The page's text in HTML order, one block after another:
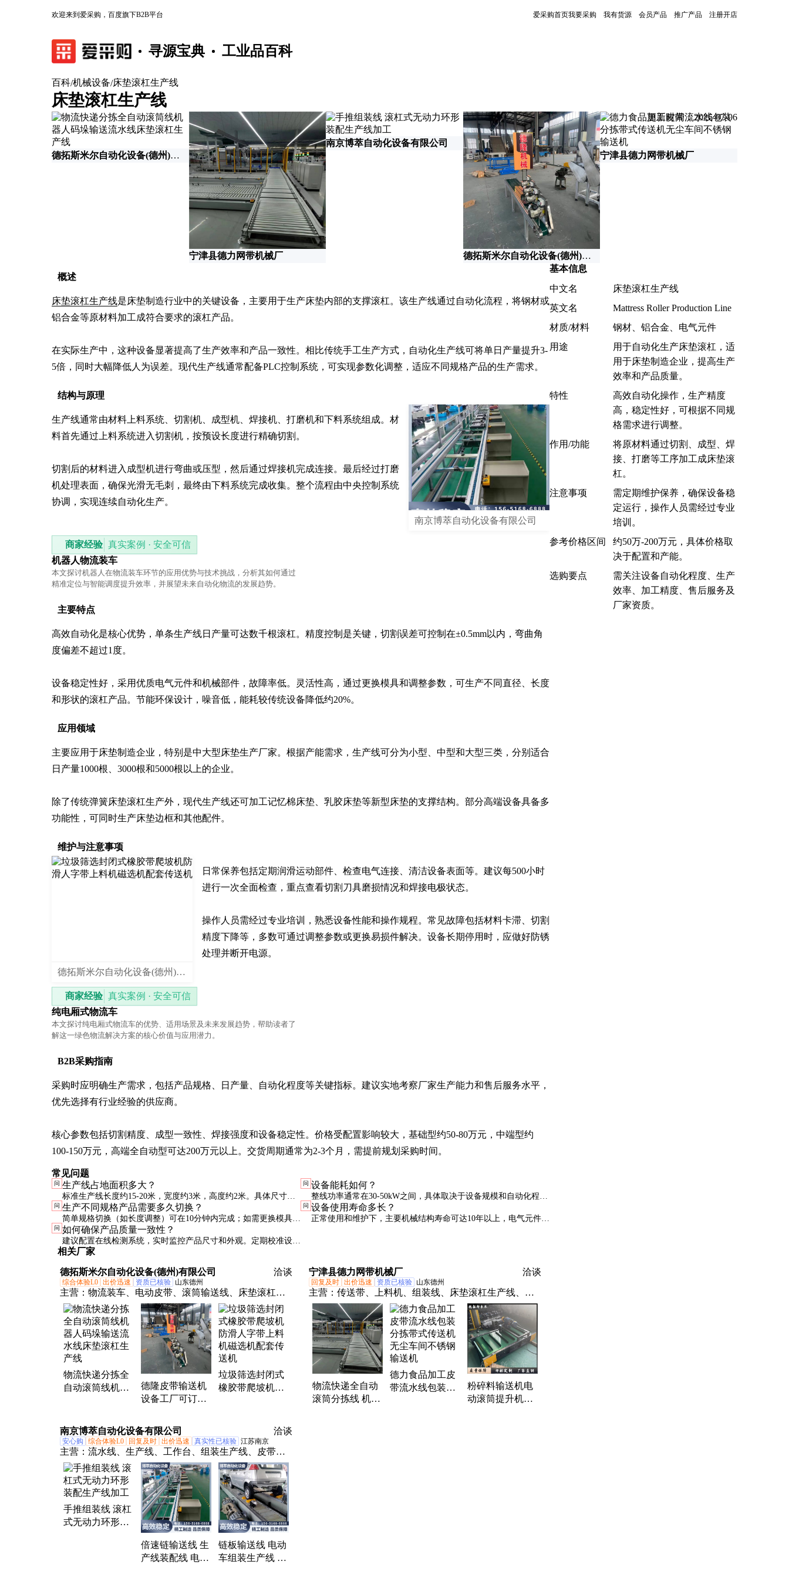
欢迎来到爱采购，百度旗下B2B平台 爱采购首页我要采购 我有货源 会员产品 推广产品 注册开店
寻源宝典 工业品百科
百科/机械设备/床垫滚杠生产线
床垫滚杠生产线
更新时间：2026-07-06
德拓斯米尔自动化设备(德州)有限公司
宁津县德力网带机械厂
南京博萃自动化设备有限公司
德拓斯米尔自动化设备(德州)有限公司
宁津县德力网带机械厂
概述
床垫滚杠生产线是床垫制造行业中的关键设备，主要用于生产床垫内部的支撑滚杠。该生产线通过自动化流程，将钢材或
铝合金等原材料加工成符合要求的滚杠产品。
在实际生产中，这种设备显著提高了生产效率和产品一致性。相比传统手工生产方式，自动化生产线可将单日产量提升3-
5倍，同时大幅降低人为误差。现代生产线通常配备PLC控制系统，可实现参数化调整，适应不同规格产品的生产需求。
结构与原理
南京博萃自动化设备有限公司
生产线通常由材料上料系统、切割机、成型机、焊接机、打磨机和下料系统组成。材
料首先通过上料系统进入切割机，按预设长度进行精确切割。
切割后的材料进入成型机进行弯曲或压型，然后通过焊接机完成连接。最后经过打磨
机处理表面，确保光滑无毛刺，最终由下料系统完成收集。整个流程由中央控制系统
协调，实现连续自动化生产。
商家经验 真实案例 · 安全可信
机器人物流装车
本文探讨机器人在物流装车环节的应用优势与技术挑战，分析其如何通过
精准定位与智能调度提升效率，并展望未来自动化物流的发展趋势。
主要特点
高效自动化是核心优势，单条生产线日产量可达数千根滚杠。精度控制是关键，切割误差可控制在±0.5mm以内，弯曲角
度偏差不超过1度。
设备稳定性好，采用优质电气元件和机械部件，故障率低。灵活性高，通过更换模具和调整参数，可生产不同直径、长度
和形状的滚杠产品。节能环保设计，噪音低，能耗较传统设备降低约20%。
应用领域
主要应用于床垫制造企业，特别是中大型床垫生产厂家。根据产能需求，生产线可分为小型、中型和大型三类，分别适合
日产量1000根、3000根和5000根以上的企业。
除了传统弹簧床垫滚杠生产外，现代生产线还可加工记忆棉床垫、乳胶床垫等新型床垫的支撑结构。部分高端设备具备多
功能性，可同时生产床垫边框和其他配件。
维护与注意事项
德拓斯米尔自动化设备(德州)有限公司
日常保养包括定期润滑运动部件、检查电气连接、清洁设备表面等。建议每500小时
进行一次全面检查，重点查看切割刀具磨损情况和焊接电极状态。
操作人员需经过专业培训，熟悉设备性能和操作规程。常见故障包括材料卡滞、切割
精度下降等，多数可通过调整参数或更换易损件解决。设备长期停用时，应做好防锈
处理并断开电源。
商家经验 真实案例 · 安全可信
纯电厢式物流车
本文探讨纯电厢式物流车的优势、适用场景及未来发展趋势，帮助读者了
解这一绿色物流解决方案的核心价值与应用潜力。
B2B采购指南
采购时应明确生产需求，包括产品规格、日产量、自动化程度等关键指标。建议实地考察厂家生产能力和售后服务水平，
优先选择有行业经验的供应商。
核心参数包括切割精度、成型一致性、焊接强度和设备稳定性。价格受配置影响较大，基础型约50-80万元，中端型约
100-150万元，高端全自动型可达200万元以上。交货周期通常为2-3个月，需提前规划采购时间。
常见问题
问 生产线占地面积多大？
标准生产线长度约15-20米，宽度约3米，高度约2米。具体尺寸因
配置不同有所差异，采购前需确认厂房空间是否满足要求。
问 设备能耗如何？
整线功率通常在30-50kW之间，具体取决于设备规模和自动化程
度。节能型设备采用变频技术，可降低约15%的能耗。
问 生产不同规格产品需要多久切换？
简单规格切换（如长度调整）可在10分钟内完成；如需更换模具，
可能需要1-2小时。现代设备多采用快换结构，可缩短切换时间。
问 设备使用寿命多长？
正常使用和维护下，主要机械结构寿命可达10年以上，电气元件约
问 如何确保产品质量一致性？
建议配置在线检测系统，实时监控产品尺寸和外观。定期校准设备
参数，建立完善的质量控制流程，每批次抽检关键指标。
相关厂家
德拓斯米尔自动化设备(德州)有限公司 洽谈
综合体验L0 出价迅速 资质已核验 山东德州
主营： 物流装车、电动皮带、滚筒输送线、床垫滚杠生
产线、流水线皮带、组装线家具、无动力包装、工业防
滑皮带、输送动力滚筒
物流快递分拣全
自动滚筒线机器
线
德隆皮带输送机
设备工厂可订制
送设备全国发货
垃圾筛选封闭式
橡胶带爬坡机防
宁津县德力网带机械厂 洽谈
回复及时 出价迅速 资质已核验 山东德州
主营： 传送带、上料机、组装线、床垫滚杠生产线、皮
带机、摊凉机、烘干机、装配线、滚筒线、爬坡机、输
送机、爬坡运输机、防滑输送带、网带链板机、链板提
升机、皮带拐角机、爬坡提升机、转弯链板线、板式输
送带、动力链板线、油炸食品线、滚筒转弯机、垃圾处
理线、皮带排屑机、皮带转弯机、链板输送线
物流快递全自动
滚筒分拣线 机器
德力食品加工皮
带流水线包装分
粉碎料输送机电
动滚筒提升机动
南京博萃自动化设备有限公司 洽谈
安心购 综合体验L0 回复及时 出价迅速 真实性已核验 江苏南京
主营： 流水线、生产线、工作台、组装生产线、皮带输
送线、滚筒线、链板线、隧道炉烘干线、倍速链线、装
配线、倍速链装配流水线、装配流水线、垂直往复式提
升机、连续式升降机、空调装配线、链板组装流水线、
倍速链输送机、装配生产线、空调钣金加工生产线、工
作台倍速链输送线、悬挂式输送线、皮带流水线、尼龙
倍速链装配线、链条式输送线、物流升降机
手推组装线 滚杠
式无动力环形装
倍速链输送线 生
产线装配线 电子
链板输送线 电动
车组装生产线 可
基本信息
中文名
床垫滚杠生产线
英文名
Mattress Roller Production Line
材质/材料
钢材、铝合金、电气元件
用途
用于自动化生产床垫滚杠，适
用于床垫制造企业，提高生产
效率和产品质量。
特性
高效自动化操作，生产精度
高，稳定性好，可根据不同规
格需求进行调整。
作用/功能
将原材料通过切割、成型、焊
接、打磨等工序加工成床垫滚
杠。
注意事项
需定期维护保养，确保设备稳
定运行，操作人员需经过专业
培训。
参考价格区间
约50万-200万元，具体价格取
决于配置和产能。
选购要点
需关注设备自动化程度、生产
效率、加工精度、售后服务及
厂家资质。